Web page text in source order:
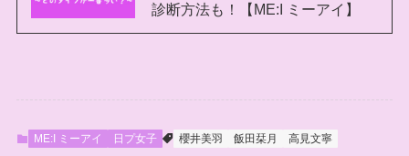
診断方法も！【ME:I ミーアイ】
ME:I ミーアイ 日プ女子 櫻井美羽 飯田栞月 高見文寧